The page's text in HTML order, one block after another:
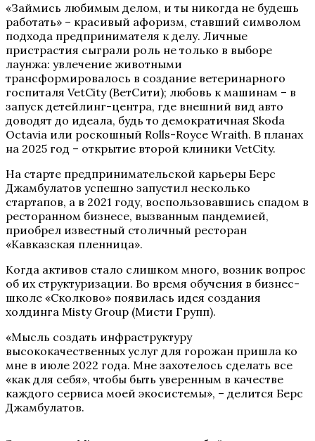
«Займись любимым делом, и ты никогда не будешь
работать» – красивый афоризм, ставший символом
подхода предпринимателя к делу. Личные
пристрастия сыграли роль не только в выборе
лаунжа: увлечение животными
трансформировалось в создание ветеринарного
госпиталя VetCity (ВетСити); любовь к машинам – в
запуск детейлинг-центра, где внешний вид авто
доводят до идеала, будь то демократичная Skoda
Octavia или роскошный Rolls-Royce Wraith. В планах
на 2025 год – открытие второй клиники VetCity.
На старте предпринимательской карьеры Берс
Джамбулатов успешно запустил несколько
стартапов, а в 2021 году, воспользовавшись спадом в
ресторанном бизнесе, вызванным пандемией,
приобрел известный столичный ресторан
«Кавказская пленница».
Когда активов стало слишком много, возник вопрос
об их структуризации. Во время обучения в бизнес-
школе «Сколково» появилась идея создания
холдинга Misty Group (Мисти Групп).
«Мысль создать инфраструктуру
высококачественных услуг для горожан пришла ко
мне в июле 2022 года. Мне захотелось сделать все
«как для себя», чтобы быть уверенным в качестве
каждого сервиса моей экосистемы», – делится Берс
Джамбулатов.